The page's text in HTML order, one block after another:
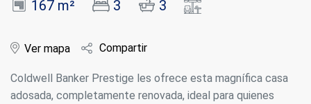
167 m² 3 3
Ver mapa Compartir
Coldwell Banker Prestige les ofrece esta magnífica casa
adosada, completamente renovada, ideal para quienes